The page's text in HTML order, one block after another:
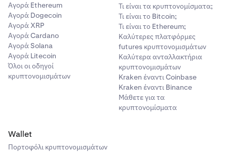
Αγορά Ethereum
Αγορά Dogecoin
Αγορά XRP
Αγορά Cardano
Αγορά Solana
Αγορά Litecoin
Όλοι οι οδηγοί
κρυπτονομισμάτων
Τι είναι τα κρυπτονομίσματα;
Τι είναι το Bitcoin;
Τι είναι το Ethereum;
Καλύτερες πλατφόρμες
futures κρυπτονομισμάτων
Καλύτερα ανταλλακτήρια
κρυπτονομισμάτων
Kraken έναντι Coinbase
Kraken έναντι Binance
Μάθετε για τα
κρυπτονομίσματα
Wallet
Πορτοφόλι κρυπτονομισμάτων